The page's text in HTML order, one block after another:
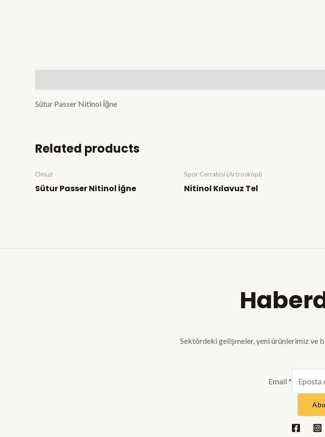
Sütur Passer Nitinol İğne
Related products
Omuz
Sütur Passer Nitinol İğne
Spor Cerrahisi (Artroskopi)
Nitinol Kılavuz Tel
Sektördeki gelişmeler, yeni ürünlerimiz ve
Email *